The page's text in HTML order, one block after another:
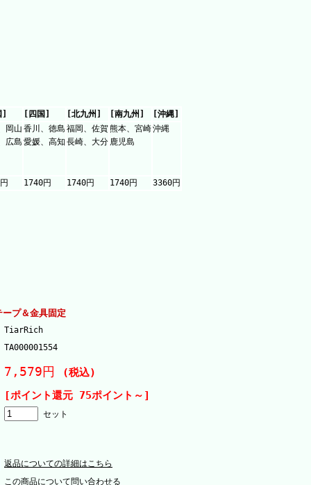
[四国] [北九州] [南九州]
[沖縄]
岡山
広島
香川、徳島
愛媛、高知
福岡、佐賀
長崎、大分
熊本、宮崎
鹿児島
沖縄
1740円 1740円 1740円 3360円
プ＆金具固定
TiarRich
TA000001554
7,579円 (税込)
[ポイント還元 75ポイント～]
セット
返品についての詳細はこちら
この商品について問い合わせる